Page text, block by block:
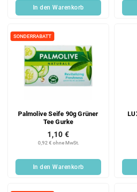
In den Warenkorb
SONDERRABATT
Palmolive Seife 90g Grüner
Tee Gurke
0,92 € ohne MwSt.
1,10 €
In den Warenkorb